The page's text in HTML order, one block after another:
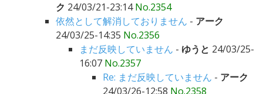
ク 24/03/21-23:14No.2354
依然として解消しておりません - アーク
24/03/25-14:35 No.2356
まだ反映していません - ゆうと 24/03/25-
16:07 No.2357
Re: まだ反映していません - アーク
24/03/26-12:58 No.2358